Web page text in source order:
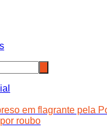
em flagrante pela
roubo